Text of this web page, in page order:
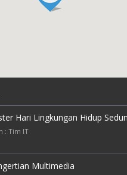
Hari Lingkungan Hidup
: Tim IT
Multimedia